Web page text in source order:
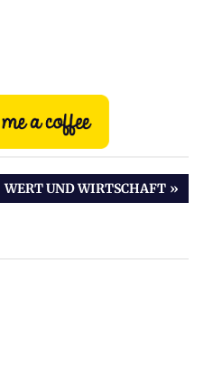
NÄCHSTER
WERT UND WIRTSCHAFT